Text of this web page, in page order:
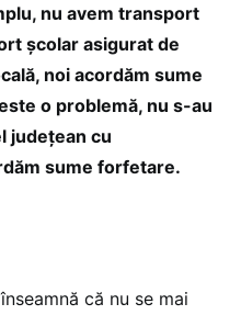
nu avem transport
școlar asigurat de
noi acordăm sume
o problemă, nu s-au
județean cu
sume forfetare.
că nu se mai